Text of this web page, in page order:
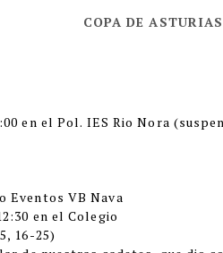
COPA DE ASTURIAS
en el Pol. IES Rio Nora
Eventos VB Nava
en el Colegio
16-25)